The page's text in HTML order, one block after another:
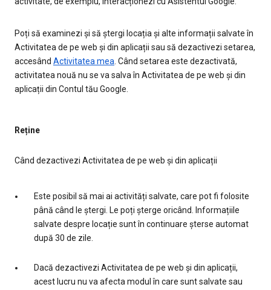
Poți să examinezi și să ștergi locația și alte informații salvate în
Activitatea de pe web și din aplicații sau să dezactivezi setarea,
accesând Activitatea mea. Când setarea este dezactivată,
activitatea nouă nu se va salva în Activitatea de pe web și din
aplicații din Contul tău Google.
Reține
Când dezactivezi Activitatea de pe web și din aplicații
Este posibil să mai ai activități salvate, care pot fi folosite
până când le ștergi. Le poți șterge oricând. Informațiile
salvate despre locație sunt în continuare șterse automat
după 30 de zile.
Dacă dezactivezi Activitatea de pe web și din aplicații,
acest lucru nu va afecta modul în care sunt salvate sau